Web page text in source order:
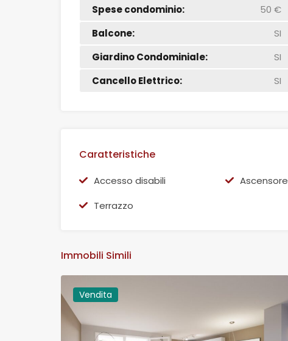
Spese condominio:
50 €
Balcone:
SI
Giardino Condominiale:
SI
Cancello Elettrico:
SI
Caratteristiche
Accesso disabili Ascensore
Terrazzo
Immobili Simili
Vendita